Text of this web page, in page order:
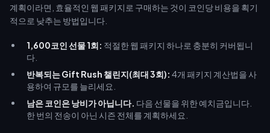
계획이라면, 효율적인 웹 패키지로 구매하는 것이 코인당 비용을 획기
적으로 낮추는 방법입니다.
1,600코인 선물 1회: 적절한 웹 패키지 하나로 충분히 커버됩니
다.
반복되는 Gift Rush 챌린지(최대 3회): 4개 패키지 계산법을 사
용하여 규모를 늘리세요.
남은 코인은 낭비가 아닙니다. 다음 선물을 위한 예치금입니다.
한 번의 전송이 아닌 시즌 전체를 계획하세요.